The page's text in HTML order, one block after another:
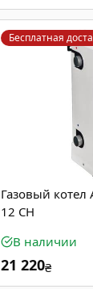
Бесплатная
Газовый
12 СН
В наличии
21 220₴